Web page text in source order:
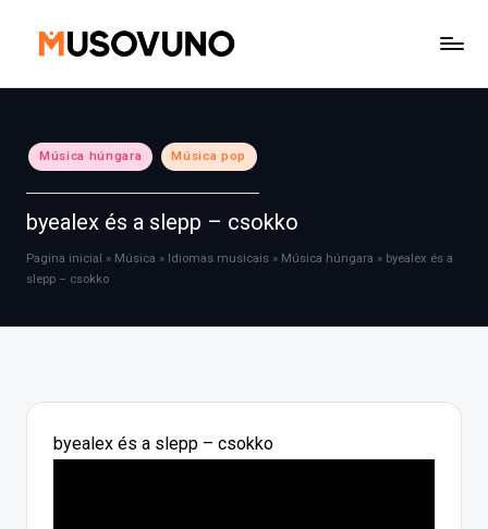
Posted
in
Música húngara Música pop
byealex és a slepp – csokko
Pagina inicial » Música » Idiomas musicais » Música húngara » byealex és a
slepp – csokko
byealex és a slepp – csokko